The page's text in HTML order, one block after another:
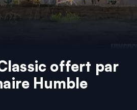
offert par
Humble